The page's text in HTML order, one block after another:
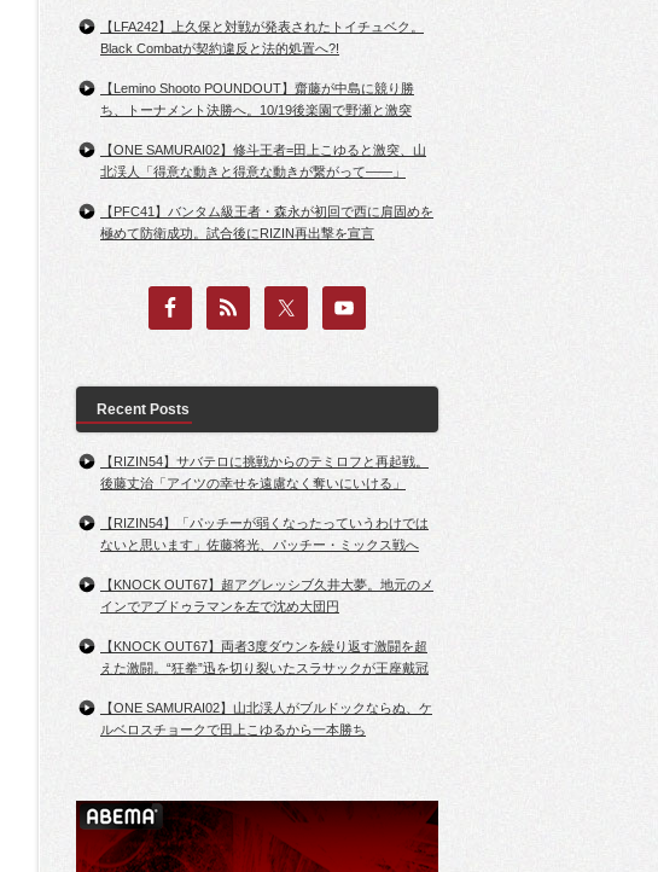
【LFA242】上久保と対戦が発表されたトイチュベク。
Black Combatが契約違反と法的処置へ?!
【Lemino Shooto POUNDOUT】齋藤が中島に競り勝
ち、トーナメント決勝へ。10/19後楽園で野瀬と激突
【ONE SAMURAI02】修斗王者=田上こゆると激突、山
北渓人「得意な動きと得意な動きが繋がって――」
【PFC41】バンタム級王者・森永が初回で西に肩固めを
極めて防衛成功。試合後にRIZIN再出撃を宣言
Recent Posts
【RIZIN54】サバテロに挑戦からのテミロフと再起戦。
後藤丈治「アイツの幸せを遠慮なく奪いにいける」
【RIZIN54】「パッチーが弱くなったっていうわけでは
ないと思います」佐藤将光、パッチー・ミックス戦へ
【KNOCK OUT67】超アグレッシブ久井大夢。地元のメ
インでアブドゥラマンを左で沈め大団円
【KNOCK OUT67】両者3度ダウンを繰り返す激闘を超
えた激闘。“狂拳”迅を切り裂いたスラサックが王座戴冠
【ONE SAMURAI02】山北渓人がブルドックならぬ、ケ
ルベロスチョークで田上こゆるから一本勝ち